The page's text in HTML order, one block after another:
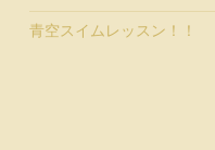
青空スイムレッスン！！